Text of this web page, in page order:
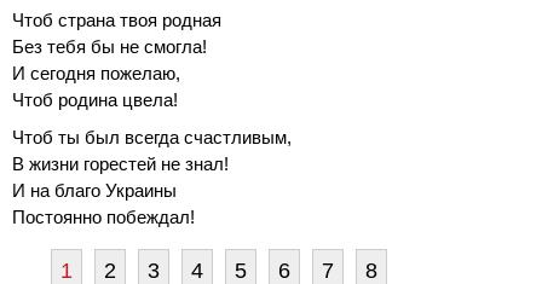
Чтоб страна твоя родная
Без тебя бы не смогла!
И сегодня пожелаю,
Чтоб родина цвела!
Чтоб ты был всегда счастливым,
В жизни горестей не знал!
И на благо Украины
Постоянно побеждал!
1 2 3 4 5 6 7 8